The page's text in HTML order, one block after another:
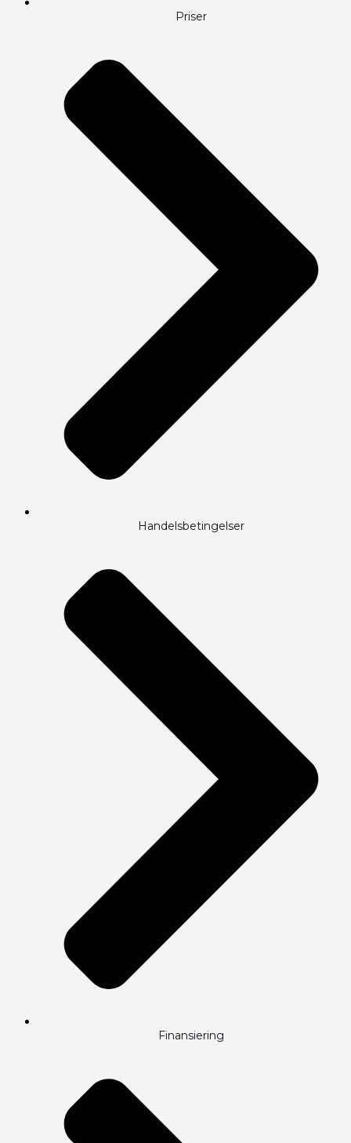
Priser
Handelsbetingelser
Finansiering